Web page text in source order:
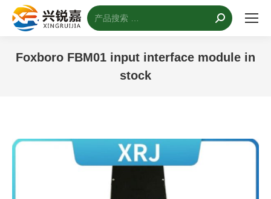
搜
索：
Foxboro FBM01 input interface module in
stock